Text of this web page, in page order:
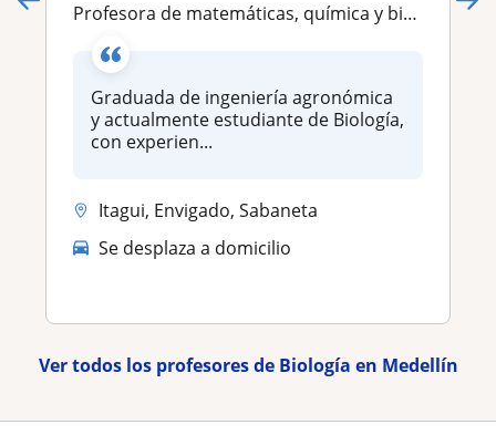
Profesora de matemáticas, química y biología, con experiencia de monitorías en la universidad
Graduada de ingeniería agronómica
y actualmente estudiante de Biología,
con experien...
Itagui, Envigado, Sabaneta
Se desplaza a domicilio
Ver todos los profesores de Biología en Medellín